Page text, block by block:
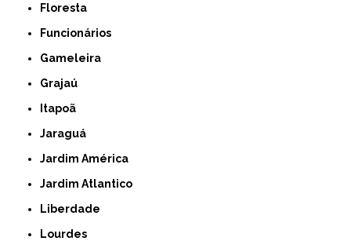
Floresta
Funcionários
Gameleira
Grajaú
Itapoã
Jaraguá
Jardim América
Jardim Atlantico
Liberdade
Lourdes